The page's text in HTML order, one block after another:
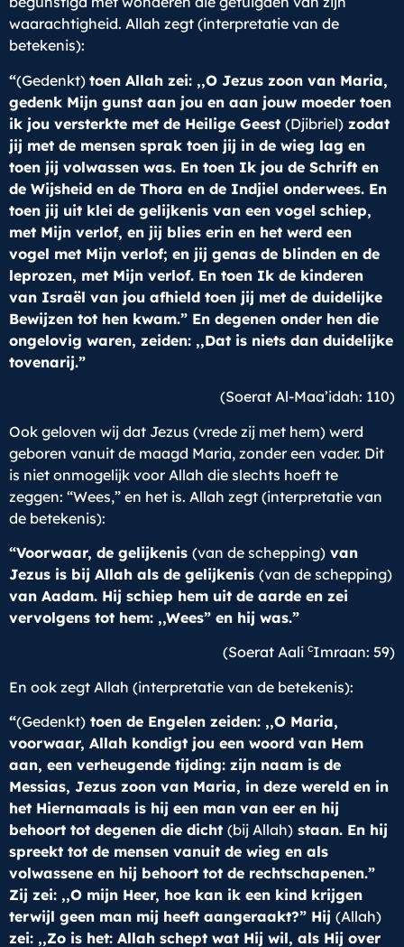
waarachtigheid. Allah zegt (interpretatie van de
betekenis):
“(Gedenkt) toen Allah zei: ,,O Jezus zoon van Maria,
gedenk Mijn gunst aan jou en aan jouw moeder toen
ik jou versterkte met de Heilige Geest (Djibriel) zodat
jij met de mensen sprak toen jij in de wieg lag en
toen jij volwassen was. En toen Ik jou de Schrift en
de Wijsheid en de Thora en de Indjiel onderwees. En
toen jij uit klei de gelijkenis van een vogel schiep,
met Mijn verlof, en jij blies erin en het werd een
vogel met Mijn verlof; en jij genas de blinden en de
leprozen, met Mijn verlof. En toen Ik de kinderen
van Israël van jou afhield toen jij met de duidelijke
Bewijzen tot hen kwam.” En degenen onder hen die
ongelovig waren, zeiden: ,,Dat is niets dan duidelijke
tovenarij.”
(Soerat Al-Maa’idah: 110)
Ook geloven wij dat Jezus (vrede zij met hem) werd
geboren vanuit de maagd Maria, zonder een vader. Dit
is niet onmogelijk voor Allah die slechts hoeft te
zeggen: “Wees,” en het is. Allah zegt (interpretatie van
de betekenis):
“Voorwaar, de gelijkenis (van de schepping) van
Jezus is bij Allah als de gelijkenis (van de schepping)
van Aadam. Hij schiep hem uit de aarde en zei
vervolgens tot hem: ,,Wees” en hij was.”
(Soerat Aali cImraan: 59)
En ook zegt Allah (interpretatie van de betekenis):
“(Gedenkt) toen de Engelen zeiden: ,,O Maria,
voorwaar, Allah kondigt jou een woord van Hem
aan, een verheugende tijding: zijn naam is de
Messias, Jezus zoon van Maria, in deze wereld en in
het Hiernamaals is hij een man van eer en hij
behoort tot degenen die dicht (bij Allah) staan. En hij
spreekt tot de mensen vanuit de wieg en als
volwassene en hij behoort tot de rechtschapenen.”
Zij zei: ,,O mijn Heer, hoe kan ik een kind krijgen
terwijl geen man mij heeft aangeraakt?” Hij (Allah)
zei: ,,Zo is het: Allah schept wat Hij wil, als Hij over